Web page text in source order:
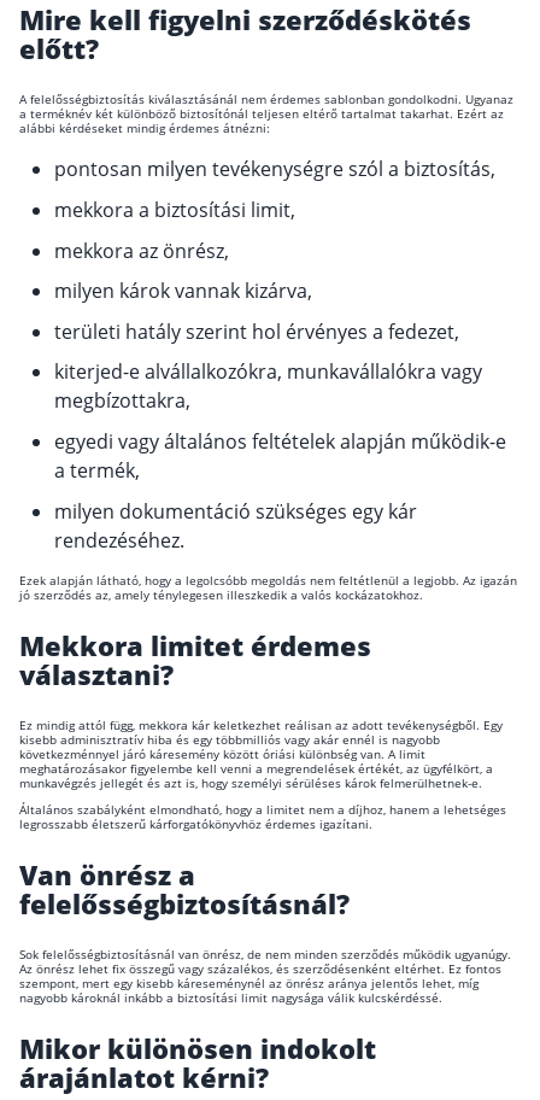
Mire kell figyelni szerződéskötés
előtt?
A felelősségbiztosítás kiválasztásánál nem érdemes sablonban gondolkodni. Ugyanaz
a terméknév két különböző biztosítónál teljesen eltérő tartalmat takarhat. Ezért az
alábbi kérdéseket mindig érdemes átnézni:
pontosan milyen tevékenységre szól a biztosítás,
mekkora a biztosítási limit,
mekkora az önrész,
milyen károk vannak kizárva,
területi hatály szerint hol érvényes a fedezet,
kiterjed-e alvállalkozókra, munkavállalókra vagy
megbízottakra,
egyedi vagy általános feltételek alapján működik-e
a termék,
milyen dokumentáció szükséges egy kár
rendezéséhez.
Ezek alapján látható, hogy a legolcsóbb megoldás nem feltétlenül a legjobb. Az igazán
jó szerződés az, amely ténylegesen illeszkedik a valós kockázatokhoz.
Mekkora limitet érdemes
választani?
Ez mindig attól függ, mekkora kár keletkezhet reálisan az adott tevékenységből. Egy
kisebb adminisztratív hiba és egy többmilliós vagy akár ennél is nagyobb
következménnyel járó káresemény között óriási különbség van. A limit
meghatározásakor figyelembe kell venni a megrendelések értékét, az ügyfélkört, a
munkavégzés jellegét és azt is, hogy személyi sérüléses károk felmerülhetnek-e.
Általános szabályként elmondható, hogy a limitet nem a díjhoz, hanem a lehetséges
legrosszabb életszerű kárforgatókönyvhöz érdemes igazítani.
Van önrész a
felelősségbiztosításnál?
Sok felelősségbiztosításnál van önrész, de nem minden szerződés működik ugyanúgy.
Az önrész lehet fix összegű vagy százalékos, és szerződésenként eltérhet. Ez fontos
szempont, mert egy kisebb káreseménynél az önrész aránya jelentős lehet, míg
nagyobb károknál inkább a biztosítási limit nagysága válik kulcskérdéssé.
Mikor különösen indokolt
árajánlatot kérni?